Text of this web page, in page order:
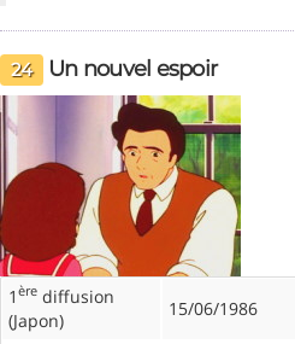
24 Un nouvel espoir
1 ère diffusion
(Japon)
15/06/1986